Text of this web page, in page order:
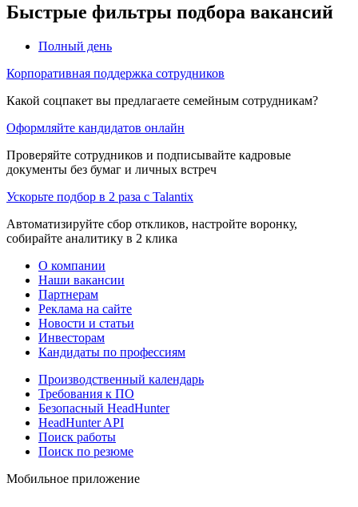
Быстрые фильтры подбора вакансий
Полный день
Корпоративная поддержка сотрудников
Какой соцпакет вы предлагаете семейным сотрудникам?
Оформляйте кандидатов онлайн
Проверяйте сотрудников и подписывайте кадровые
документы без бумаг и личных встреч
Ускорьте подбор в 2 раза с Talantix
Автоматизируйте сбор откликов, настройте воронку,
собирайте аналитику в 2 клика
О компании
Наши вакансии
Партнерам
Реклама на сайте
Новости и статьи
Инвесторам
Кандидаты по профессиям
Производственный календарь
Требования к ПО
Безопасный HeadHunter
HeadHunter API
Поиск работы
Поиск по резюме
Мобильное приложение